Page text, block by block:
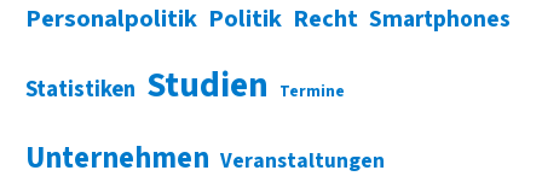
Personalpolitik Politik Recht Smartphones
Statistiken Studien Termine
Unternehmen Veranstaltungen